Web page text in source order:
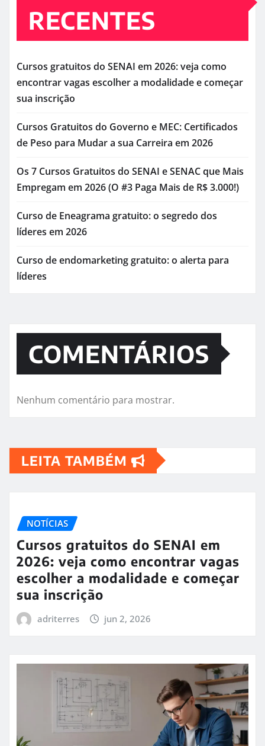
RECENTES
Cursos gratuitos do SENAI em 2026: veja como
encontrar vagas escolher a modalidade e começar
sua inscrição
Cursos Gratuitos do Governo e MEC: Certificados
de Peso para Mudar a sua Carreira em 2026
Os 7 Cursos Gratuitos do SENAI e SENAC que Mais
Empregam em 2026 (O #3 Paga Mais de R$ 3.000!)
Curso de Eneagrama gratuito: o segredo dos
líderes em 2026
Curso de endomarketing gratuito: o alerta para
líderes
COMENTÁRIOS
Nenhum comentário para mostrar.
LEITA TAMBÉM
NOTÍCIAS
Cursos gratuitos do SENAI em
2026: veja como encontrar vagas
escolher a modalidade e começar
sua inscrição
adriterres jun 2, 2026